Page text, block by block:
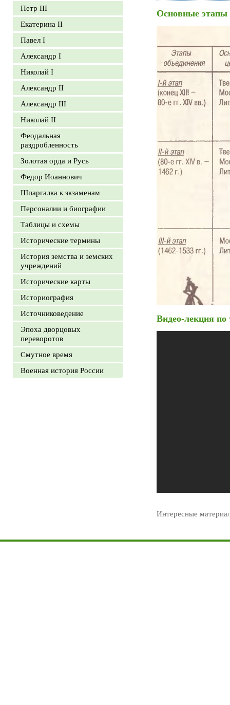
Петр III
Екатерина II
Павел I
Александр I
Николай I
Александр II
Александр III
Николай II
Феодальная
раздробленность
Золотая орда и Русь
Федор Иоаннович
Шпаргалка к экзаменам
Персоналии и биографии
Таблицы и схемы
Исторические термины
История земства и земских
учреждений
Исторические карты
Историография
Источниковедение
Эпоха дворцовых
переворотов
Смутное время
Военная история России
Основные этапы
Видео-лекция
Интересные